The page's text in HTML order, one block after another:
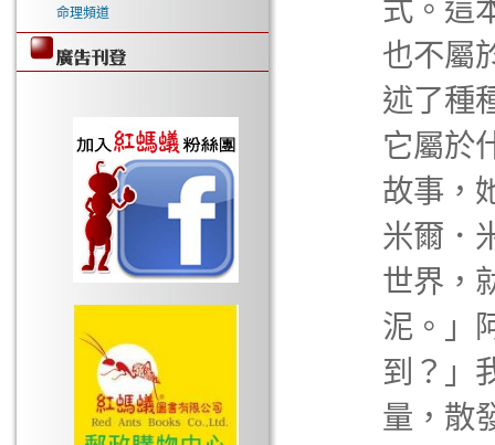
命理頻道
式。這
也不屬
述了種
它屬於
故事，
米爾．
世界，
泥。」
到？」
量，散